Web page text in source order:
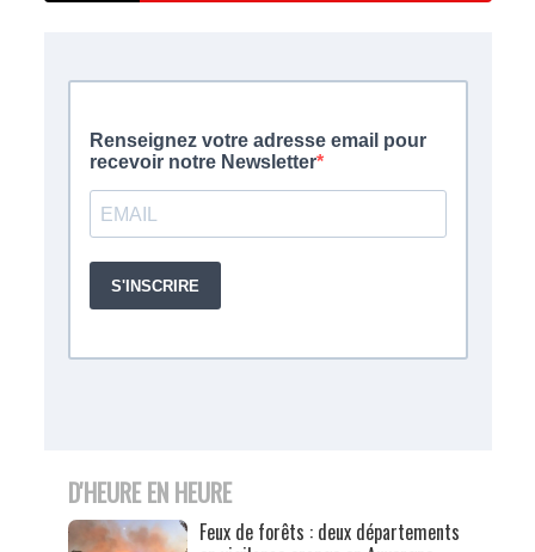
D'HEURE EN HEURE
Feux de forêts : deux départements